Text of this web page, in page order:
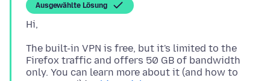
Ausgewählte Lösung
The built-in VPN is free, but it's limited to the
Firefox traffic and offers 50 GB of bandwidth
only. You can learn more about it (and how to